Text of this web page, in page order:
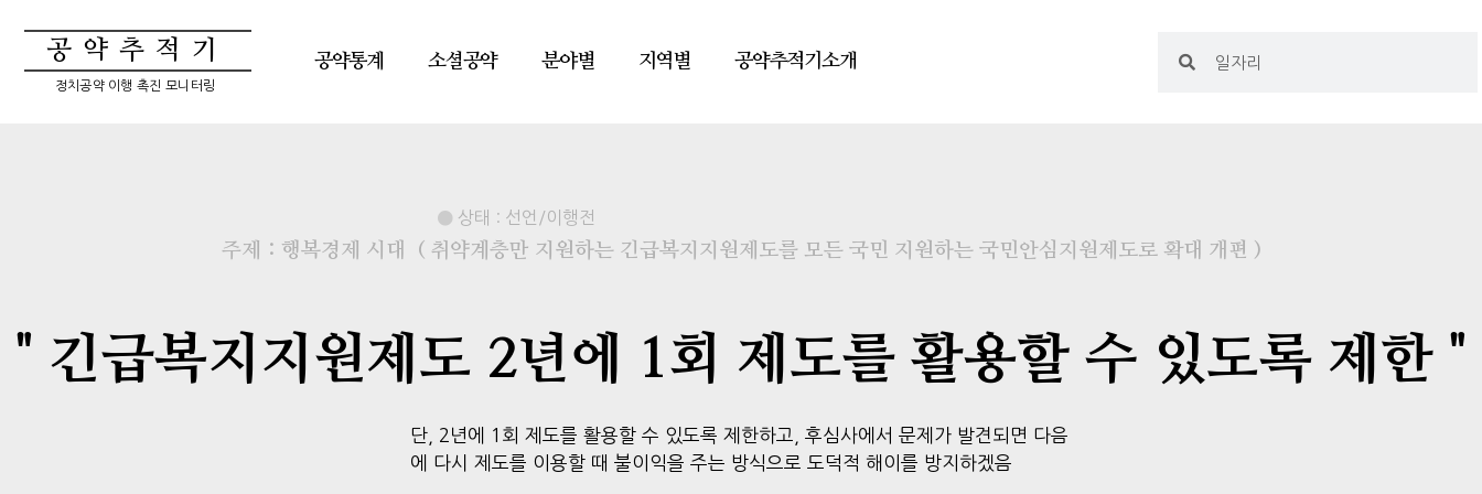
공약추적기
정치공약 이행 촉진 모니터링
공약통계 소셜공약 분야별 지역별 공약추적기소개
상태 : 선언/이행전
주제 : 행복경제 시대 ( 취약계층만 지원하는 긴급복지지원제도를 모든 국민 지원하는 국민안심지원제도로 확대 개편 )
" 긴급복지지원제도 2년에 1회 제도를 활용할 수 있도록 제한 "
단, 2년에 1회 제도를 활용할 수 있도록 제한하고, 후심사에서 문제가 발견되면 다음
에 다시 제도를 이용할 때 불이익을 주는 방식으로 도덕적 해이를 방지하겠음